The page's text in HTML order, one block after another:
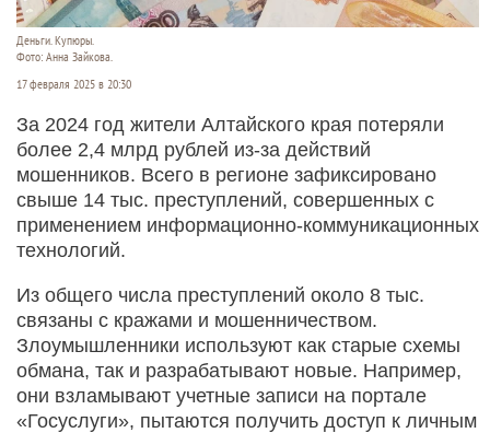
Деньги. Купюры.
Фото: Анна Зайкова.
17 февраля 2025 в 20:30
За 2024 год жители Алтайского края потеряли
более 2,4 млрд рублей из-за действий
мошенников. Всего в регионе зафиксировано
свыше 14 тыс. преступлений, совершенных с
применением информационно-коммуникационных
технологий.
Из общего числа преступлений около 8 тыс.
связаны с кражами и мошенничеством.
Злоумышленники используют как старые схемы
обмана, так и разрабатывают новые. Например,
они взламывают учетные записи на портале
«Госуслуги», пытаются получить доступ к личным